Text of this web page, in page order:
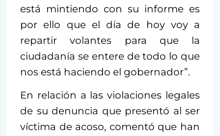
está mintiendo con su informe es
por ello que el día de hoy voy a
repartir volantes para que la
ciudadanía se entere de todo lo que
nos está haciendo el gobernador”.
En relación a las violaciones legales
de su denuncia que presentó al ser
víctima de acoso, comentó que han